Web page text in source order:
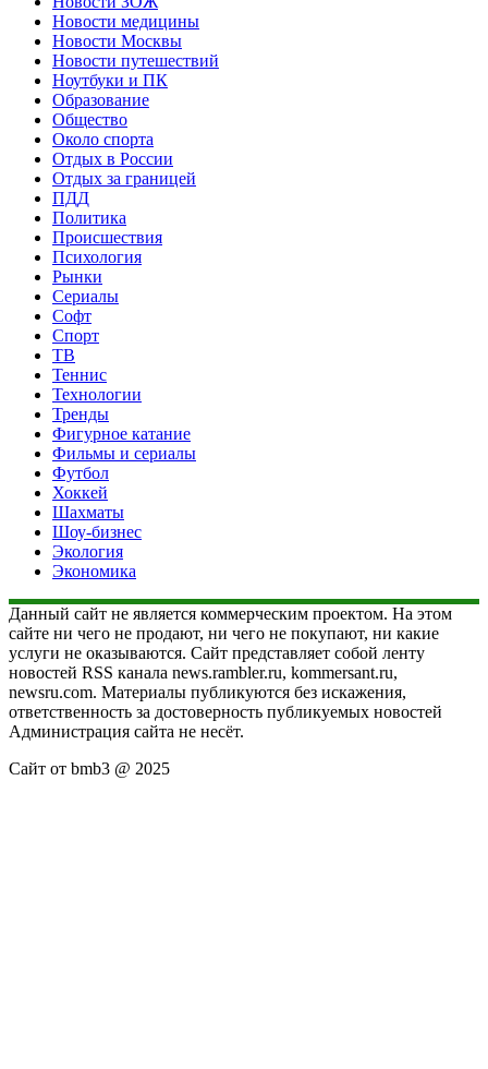
Новости медицины
Новости Москвы
Новости путешествий
Ноутбуки и ПК
Образование
Общество
Около спорта
Отдых в России
Отдых за границей
ПДД
Политика
Происшествия
Психология
Рынки
Сериалы
Софт
Спорт
ТВ
Теннис
Технологии
Тренды
Фигурное катание
Фильмы и сериалы
Футбол
Хоккей
Шахматы
Шоу-бизнес
Экология
Экономика
Данный сайт не является коммерческим проектом. На этом
сайте ни чего не продают, ни чего не покупают, ни какие
услуги не оказываются. Сайт представляет собой ленту
новостей RSS канала news.rambler.ru, kommersant.ru,
newsru.com. Материалы публикуются без искажения,
ответственность за достоверность публикуемых новостей
Администрация сайта не несёт.
Сайт от bmb3 @ 2025